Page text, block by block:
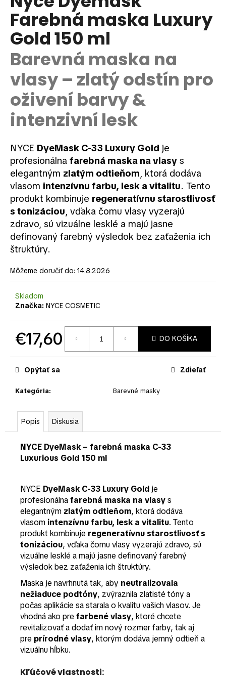
je
0,0
5
hviezdičiek.
Farebná maska Luxury
Gold 150 ml
Barevná maska na
vlasy – zlatý odstín pro
oživení barvy &
intenzivní lesk
NYCE DyeMask C-33 Luxury Gold je
profesionálna farebná maska na vlasy s
elegantným zlatým odtieňom, ktorá dodáva
vlasom intenzívnu farbu, lesk a vitalitu. Tento
produkt kombinuje regeneratívnu starostlivosť
s tonizáciou, vďaka čomu vlasy vyzerajú
zdravo, sú vizuálne lesklé a majú jasne
definovaný farebný výsledok bez zaťaženia ich
štruktúry.
Môžeme doručiť do: 14.8.2026
Skladom
Značka: NYCE COSMETIC
€17,60 DO KOŠÍKA
Kategória: Barevné masky
Opýtať sa Zdieľať
Popis Diskusia
NYCE DyeMask – farebná maska C-33
Luxurious Gold 150 ml
NYCE DyeMask C-33 Luxury Gold je
profesionálnafarebná maska na vlasys
elegantným zlatým odtieňom, ktorá dodáva
vlasom intenzívnu farbu, lesk a vitalitu. Tento
produkt kombinuje regeneratívnu starostlivosť s
tonizáciou, vďaka čomu vlasy vyzerajú zdravo, sú
vizuálne lesklé a majú jasne definovaný farebný
výsledok bez zaťaženia ich štruktúry.
Maska je navrhnutá tak, aby neutralizovala
nežiaduce podtóny, zvýraznila zlatisté tóny a
počas aplikácie sa starala o kvalitu vašich vlasov. Je
vhodná ako prefarbené vlasy, ktoré chcete
revitalizovať a dodať im nový rozmer farby, tak aj
pre prírodné vlasy, ktorým dodáva jemný odtieň a
vizuálnu hĺbku.
Kľúčové vlastnosti:
á
j
s
ť
?
HĽADAŤ
O
d
p
o
r
ú
č
a
m